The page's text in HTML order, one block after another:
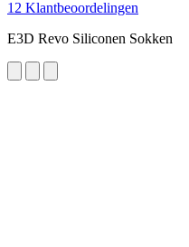
12 Klantbeoordelingen
E3D Revo Siliconen Sokken